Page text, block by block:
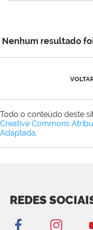
Nenhum resultado
Todo o conteúdo deste
Creative Commons
Adaptada.
REDES